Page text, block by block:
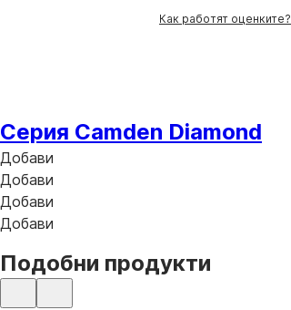
Как работят оценките?
Серия Camden Diamond
Добави
Добави
Добави
Добави
Подобни продукти